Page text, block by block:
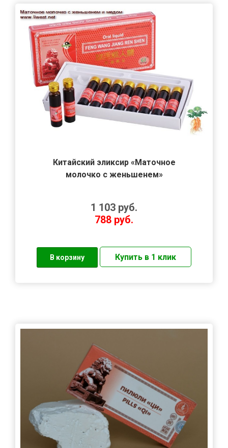
Китайский эликсир «Маточное
молочко с женьшенем»
1 103 руб.
788 руб.